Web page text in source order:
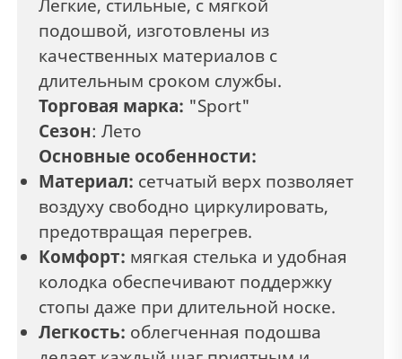
Легкие, стильные, с мягкой
подошвой, изготовлены из
качественных материалов с
длительным сроком службы.
Торговая марка: "Sport"
Сезон: Лето
Основные особенности:
Материал: сетчатый верх позволяет
воздуху свободно циркулировать,
предотвращая перегрев.
Комфорт: мягкая стелька и удобная
колодка обеспечивают поддержку
стопы даже при длительной носке.
Легкость: облегченная подошва